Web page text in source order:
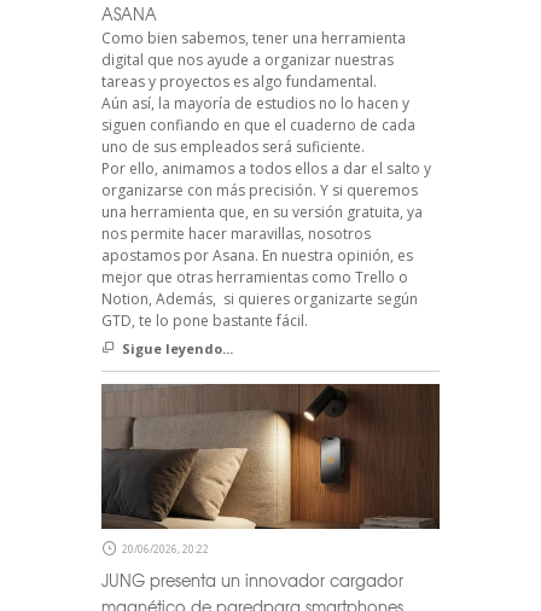
ASANA
Como bien sabemos, tener una herramienta
digital que nos ayude a organizar nuestras
tareas y proyectos es algo fundamental.
Aún así, la mayoría de estudios no lo hacen y
siguen confiando en que el cuaderno de cada
uno de sus empleados será suficiente.
Por ello, animamos a todos ellos a dar el salto y
organizarse con más precisión. Y si queremos
una herramienta que, en su versión gratuita, ya
nos permite hacer maravillas, nosotros
apostamos por Asana. En nuestra opinión, es
mejor que otras herramientas como Trello o
Notion, Además, si quieres organizarte según
GTD, te lo pone bastante fácil.
Sigue leyendo...
20/06/2026, 20:22
JUNG presenta un innovador cargador